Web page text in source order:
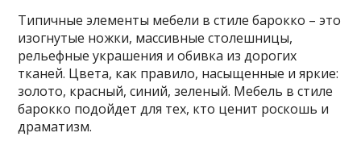
Типичные элементы мебели в стиле барокко – это
изогнутые ножки, массивные столешницы,
рельефные украшения и обивка из дорогих
тканей. Цвета, как правило, насыщенные и яркие:
золото, красный, синий, зеленый. Мебель в стиле
барокко подойдет для тех, кто ценит роскошь и
драматизм.